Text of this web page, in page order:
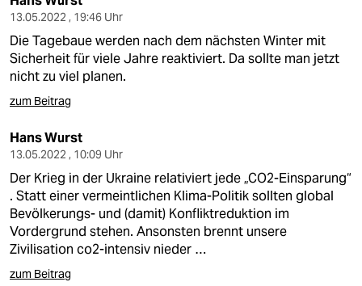
13.05.2022 , 19:46 Uhr
Die Tagebaue werden nach dem nächsten Winter mit
Sicherheit für viele Jahre reaktiviert. Da sollte man jetzt
nicht zu viel planen.
zum Beitrag
Hans Wurst
13.05.2022 , 10:09 Uhr
Der Krieg in der Ukraine relativiert jede „CO2-Einsparung“
. Statt einer vermeintlichen Klima-Politik sollten global
Bevölkerungs- und (damit) Konfliktreduktion im
Vordergrund stehen. Ansonsten brennt unsere
Zivilisation co2-intensiv nieder …
zum Beitrag